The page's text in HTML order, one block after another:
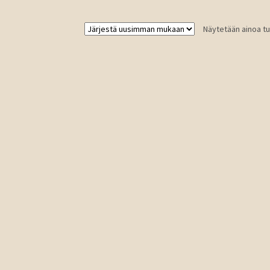
Näytetään ainoa